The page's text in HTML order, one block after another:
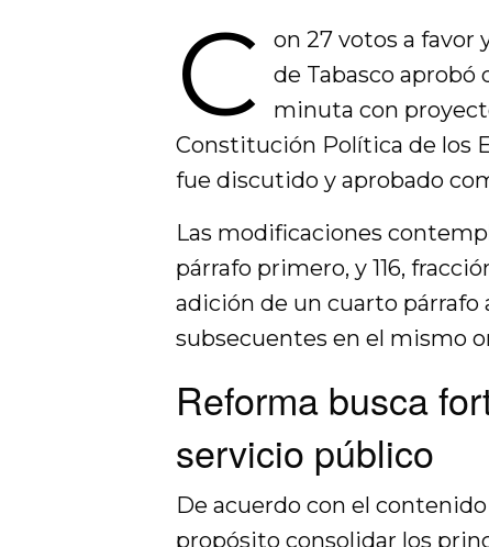
C
on 27 votos a favor
de Tabasco aprobó
minuta con
Constitución Política de los
fue discutido y aprobado
Las modificaciones
párrafo primero, y 116,
adición de un cuarto párrafo
subsecuentes en el mismo
Reforma busca
servicio público
De acuerdo con el
propósito consolidar los